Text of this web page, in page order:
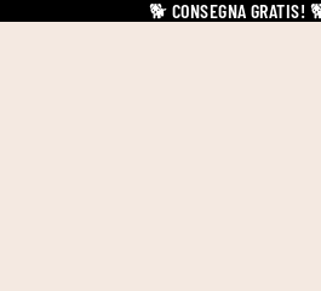
🐕 CONSEGNA GRATIS!